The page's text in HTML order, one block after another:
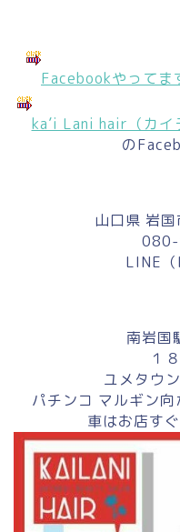
Facebookやってま
ka’i Lani hair（カイ
の
山口県 岩
LINE
南岩国
１
ユメタウ
パチンコ マルギン
車はお店す